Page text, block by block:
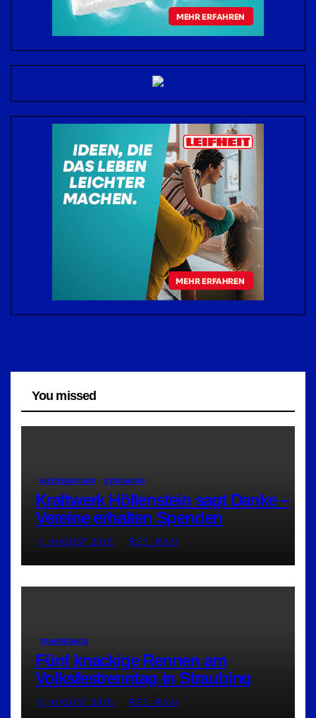
You missed
NIEDERBAYERN STRAUBING
Kraftwerk Höllenstein sagt Danke –
Vereine erhalten Spenden
7. AUGUST 2026 RED_RA24
TRABRENNEN
Fünf knackige Rennen am
Volksfestrenntag in Straubing
6. AUGUST 2026 RED_RA24